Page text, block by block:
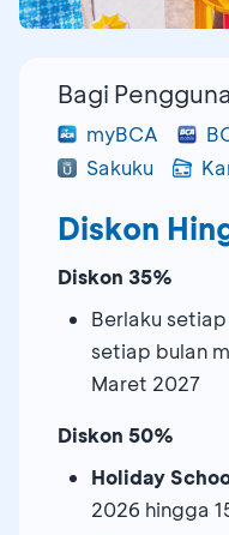
Bagi Pengguna
myBCA
Sakuku
Diskon
Diskon 35%
Berlaku
setiap bulan
Maret 2027
Diskon 50%
Holiday
2026 hingga